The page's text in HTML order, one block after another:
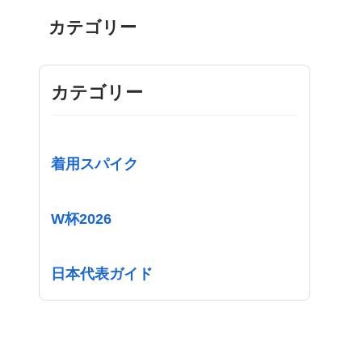
カテゴリー
カテゴリー
着用スパイク
W杯2026
日本代表ガイド